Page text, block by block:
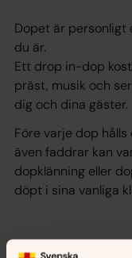
Dopet är personligt
du är.
Ett drop in-dop
präst, musik och
dig och dina gäster.
Före varje dop
även faddrar kan
dopklänning eller
döpt i sina vanliga